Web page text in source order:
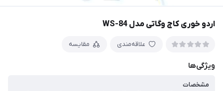
اردو خوری کاج وگاتی مدل WS-84
علاقه‌مندی مقایسه
ویژگی‌ها
مشخصات